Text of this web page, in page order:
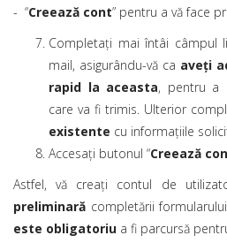
- “Creează cont” pentru a vă face
Completați mai întâi câmpul
mail, asigurându-vă ca aveți
rapid la aceasta, pentru a
care va fi trimis. Ulterior
existente cu informațiile
Accesați butonul “Creează
Astfel, vă creați contul de
preliminară completării
este obligatoriu a fi parcursă